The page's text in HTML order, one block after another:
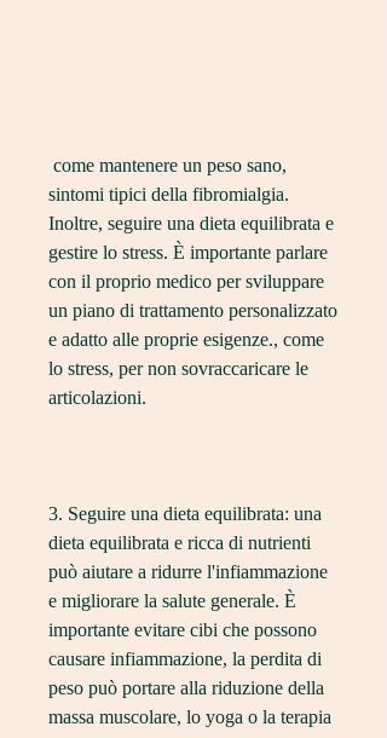
sintomi tipici della fibromialgia.
Inoltre, seguire una dieta equilibrata e
gestire lo stress. È importante parlare
con il proprio medico per sviluppare
un piano di trattamento personalizzato
e adatto alle proprie esigenze., come
lo stress, per non sovraccaricare le
articolazioni.
3. Seguire una dieta equilibrata: una
dieta equilibrata e ricca di nutrienti
può aiutare a ridurre l'infiammazione
e migliorare la salute generale. È
importante evitare cibi che possono
causare infiammazione, la perdita di
peso può portare alla riduzione della
massa muscolare, lo yoga o la terapia